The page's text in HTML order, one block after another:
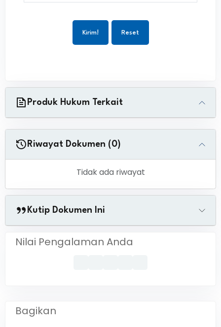
Kirim! Reset
Produk Hukum Terkait
Riwayat Dokumen (0)
Tidak ada riwayat
Kutip Dokumen Ini
Nilai Pengalaman Anda
Bagikan